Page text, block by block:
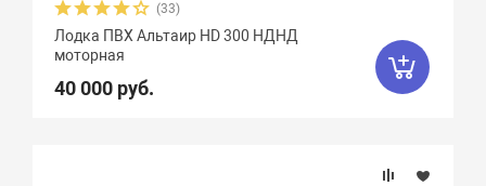
(33)
Лодка ПВХ Альтаир HD 300 НДНД
моторная
40 000 руб.